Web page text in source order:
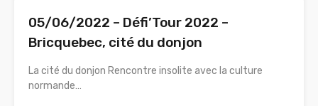
05/06/2022 – Défi’Tour 2022 –
Bricquebec, cité du donjon
La cité du donjon Rencontre insolite avec la culture
normande…